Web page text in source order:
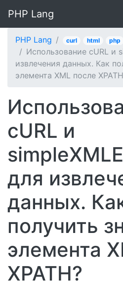
PHP Lang
PHP Lang curl html php
Использование cURL и
извлечения данных. Как
элемента XML после
cURL и
для
данных.
получить
элемента
XPATH?